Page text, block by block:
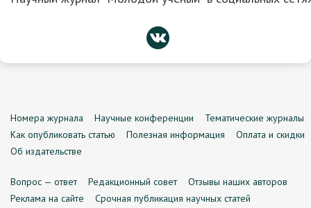
Номера журнала Научные конференции
Тематические журналы
Как опубликовать статью
Полезная информация
Оплата и скидки
Об издательстве
Вопрос — ответ Редакционный совет
Отзывы наших авторов
Реклама на сайте
Срочная публикация научных статей